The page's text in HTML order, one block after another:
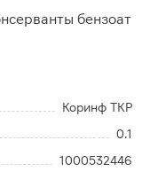
бензоат
Коринф ТКР
0.1
1000532446